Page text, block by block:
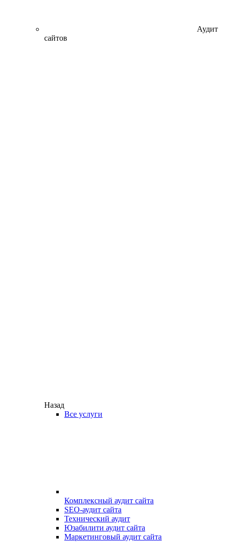
Аудит
сайтов
Назад
Все услуги
Комплексный аудит сайта
SEO-аудит сайта
Технический аудит
Юзабилити аудит сайта
Маркетинговый аудит сайта